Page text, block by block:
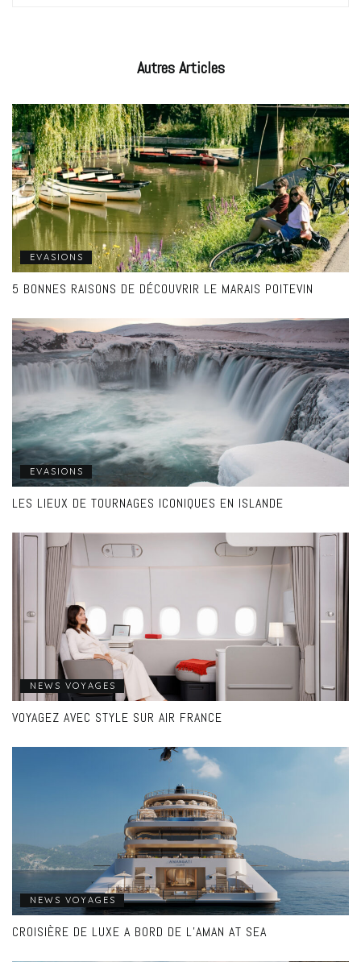
AutresArticles
EVASIONS
5 BONNES RAISONS DE DÉCOUVRIR LE MARAIS POITEVIN
EVASIONS
LES LIEUX DE TOURNAGES ICONIQUES EN ISLANDE
NEWS VOYAGES
VOYAGEZ AVEC STYLE SUR AIR FRANCE
NEWS VOYAGES
CROISIÈRE DE LUXE A BORD DE L’AMAN AT SEA